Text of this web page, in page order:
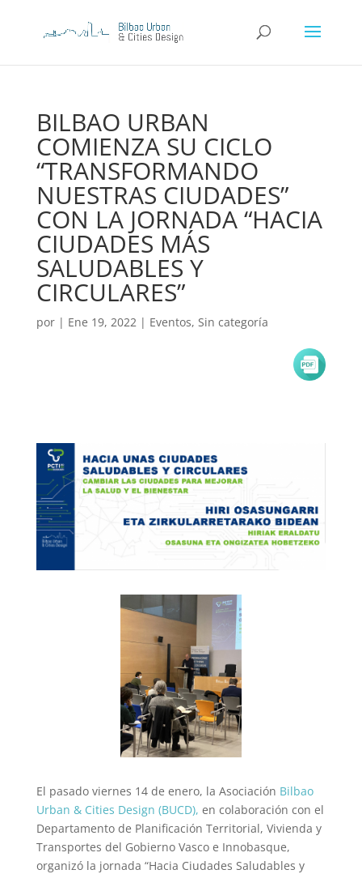
BILBAO URBAN
COMIENZA SU CICLO
“TRANSFORMANDO
NUESTRAS CIUDADES”
CON LA JORNADA “HACIA
CIUDADES MÁS
SALUDABLES Y
CIRCULARES”
por | Ene 19, 2022| Eventos, Sin categoría
El pasado viernes 14 de enero, la Asociación Bilbao
Urban & Cities Design (BUCD), en colaboración con el
Departamento de Planificación Territorial, Vivienda y
Transportes del Gobierno Vasco e Innobasque,
organizó la jornada “Hacia Ciudades Saludables y